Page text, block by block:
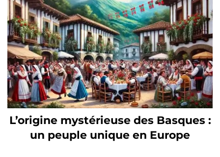
L’origine mystérieuse des Basques :
un peuple unique en Europe